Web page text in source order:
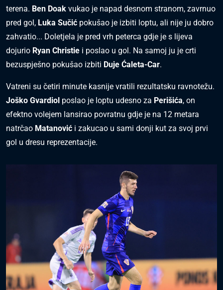
terena. Ben Doak vukao je napad desnom stranom, zavrnuo
pred gol, Luka Sučić pokušao je izbiti loptu, ali nije ju dobro
zahvatio... Doletjela je pred vrh peterca gdje je s lijeva
dojurio Ryan Christie i poslao u gol. Na samoj ju je crti
bezuspješno pokušao izbiti Duje Ćaleta-Car.
Vatreni su četiri minute kasnije vratili rezultatsku ravnotežu.
Joško Gvardiol poslao je loptu udesno za Perišića, on
efektno volejem lansirao povratnu gdje je na 12 metara
natrčao Matanović i zakucao u sami donji kut za svoj prvi
gol u dresu reprezentacije.